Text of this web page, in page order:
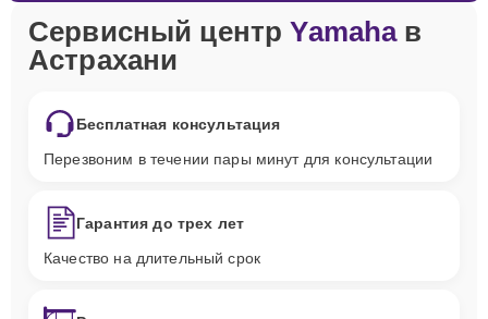
Сервисный центрYamahaв
Астрахани
Бесплатная консультация
Перезвоним в течении пары минут для консультации
Гарантия до трех лет
Качество на длительный срок